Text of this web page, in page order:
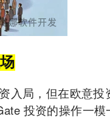
入局，但在欧意投
投资的操作一模